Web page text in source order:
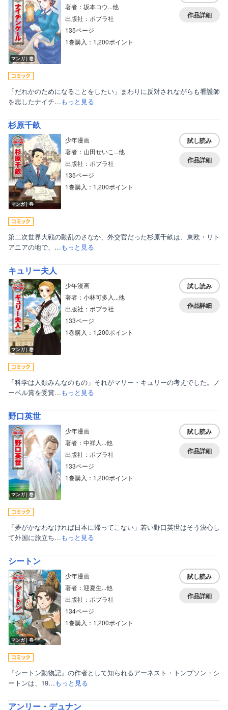
マンガ｜巻
著者：坂本コウ...他
出版社：ポプラ社
135ページ
1巻購入：1,200ポイント
作品詳細
「だれかのためになることをしたい」まわりに反対されながらも看護師
を志したナイチ…もっと見る
杉原千畝
マンガ｜巻
少年漫画
著者：山田せいこ...他
出版社：ポプラ社
135ページ
1巻購入：1,200ポイント
試し読み
作品詳細
第二次世界大戦の動乱のさなか、外交官だった杉原千畝は、東欧・リト
アニアの地で、…もっと見る
キュリー夫人
マンガ｜巻
少年漫画
著者：小林可多入...他
出版社：ポプラ社
133ページ
1巻購入：1,200ポイント
試し読み
作品詳細
「科学は人類みんなのもの」それがマリー・キュリーの考えでした。ノ
ーベル賞を受賞…もっと見る
野口英世
マンガ｜巻
少年漫画
著者：中祥人...他
出版社：ポプラ社
133ページ
1巻購入：1,200ポイント
試し読み
作品詳細
「夢がかなわなければ日本に帰ってこない」若い野口英世はそう決心し
て外国に旅立ち…もっと見る
シートン
マンガ｜巻
少年漫画
著者：迎夏生...他
出版社：ポプラ社
134ページ
1巻購入：1,200ポイント
試し読み
作品詳細
『シートン動物記』の作者として知られるアーネスト・トンプソン・シ
ートンは、19…もっと見る
アンリー・デュナン